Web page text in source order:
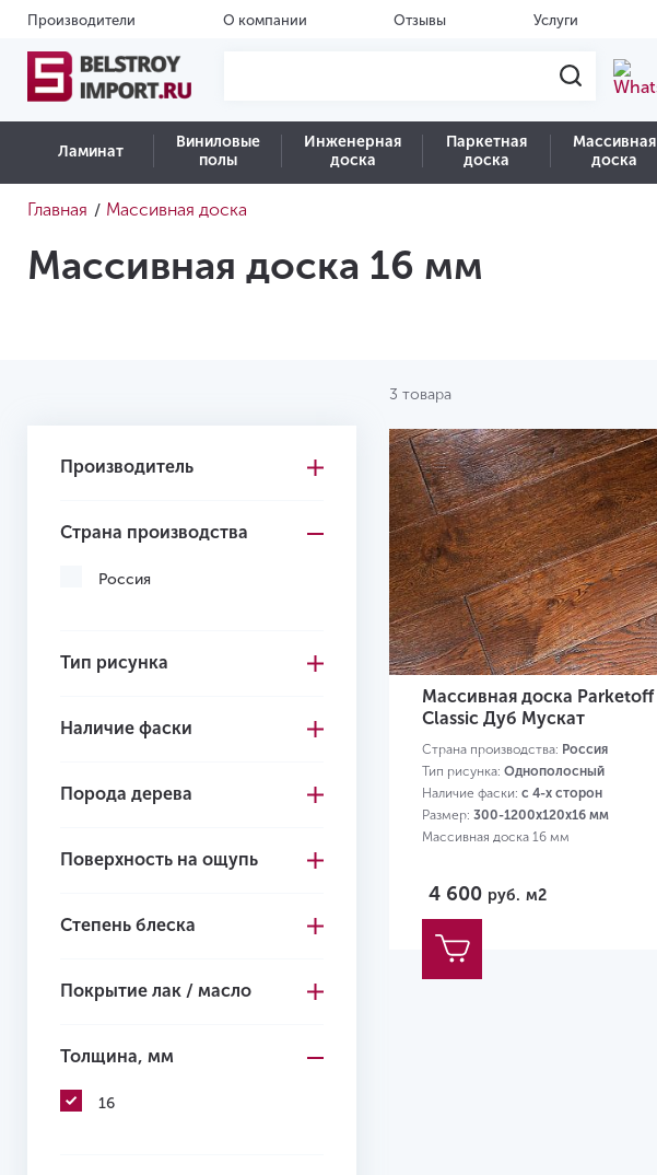
Производители О компании Отзывы Услуги
Ламинат
Виниловые
полы
Инженерная
доска
Паркетная
доска
Массивная
доска
Главная / Массивная доска
Массивная доска 16 мм
3 товара
Производитель
Страна производства
Россия
Тип рисунка
Наличие фаски
Порода дерева
Поверхность на ощупь
Степень блеска
Покрытие лак / масло
Толщина, мм
16
Массивная доска Parketoff
Classic Дуб Мускат
Страна производства: Россия
Тип рисунка: Однополосный
Наличие фаски: с 4-х сторон
Размер: 300-1200х120х16 мм
Массивная доска 16 мм
4 600 руб. м2